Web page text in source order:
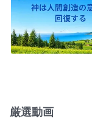
厳選動画